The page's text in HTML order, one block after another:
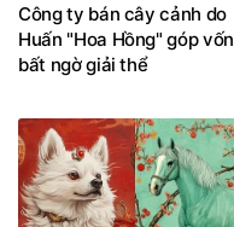
Công ty bán cây cảnh do
Huấn "Hoa Hồng" góp vốn
bất ngờ giải thể